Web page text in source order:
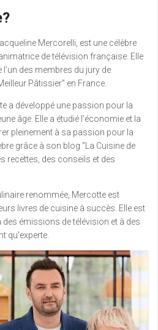
Mercorelli, est une célèbre
de télévision française. Elle
des membres du jury de
Pâtissier” en France.
a développé une passion pour la
âge. Elle a étudié l’économie et la
pleinement à sa passion pour la
grâce à son blog “La Cuisine de
recettes, des conseils et des
renommée, Mercotte est
livres de cuisine à succès. Elle est
émissions de télévision et à des
qu’experte.